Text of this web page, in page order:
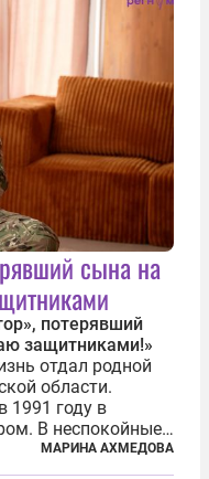
сына на
потерявший
защитниками!»
отдал родной
области.
1991 году в
В неспокойные
закрытия и со
В 2023 году
МАРИНА АХМЕДОВА